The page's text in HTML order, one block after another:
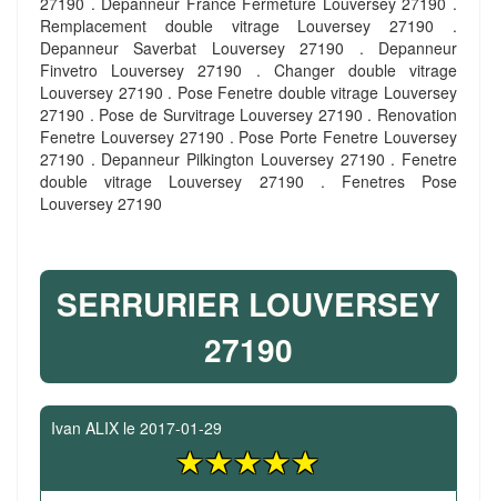
Remplacement double vitrage Louversey 27190 .
Depanneur Saverbat Louversey 27190 . Depanneur
Finvetro Louversey 27190 . Changer double vitrage
Louversey 27190 . Pose Fenetre double vitrage Louversey
27190 . Pose de Survitrage Louversey 27190 . Renovation
Fenetre Louversey 27190 . Pose Porte Fenetre Louversey
27190 . Depanneur Pilkington Louversey 27190 . Fenetre
double vitrage Louversey 27190 . Fenetres Pose
Louversey 27190
SERRURIER LOUVERSEY
27190
Ivan ALIX le 2017-01-29